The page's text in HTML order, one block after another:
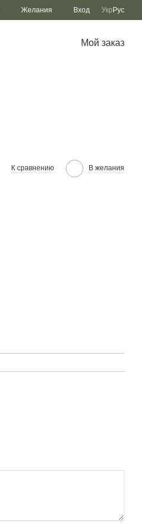
Желания Вход Укр Рус
Мой заказ
К сравнению В желания